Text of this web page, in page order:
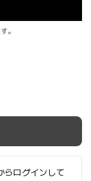
。
らログインして